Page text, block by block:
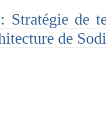
Stratégie de
de